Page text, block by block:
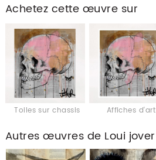
Achetez cette œuvre sur
Toiles sur chassis Affiches d'art
Autres œuvres de Loui jover